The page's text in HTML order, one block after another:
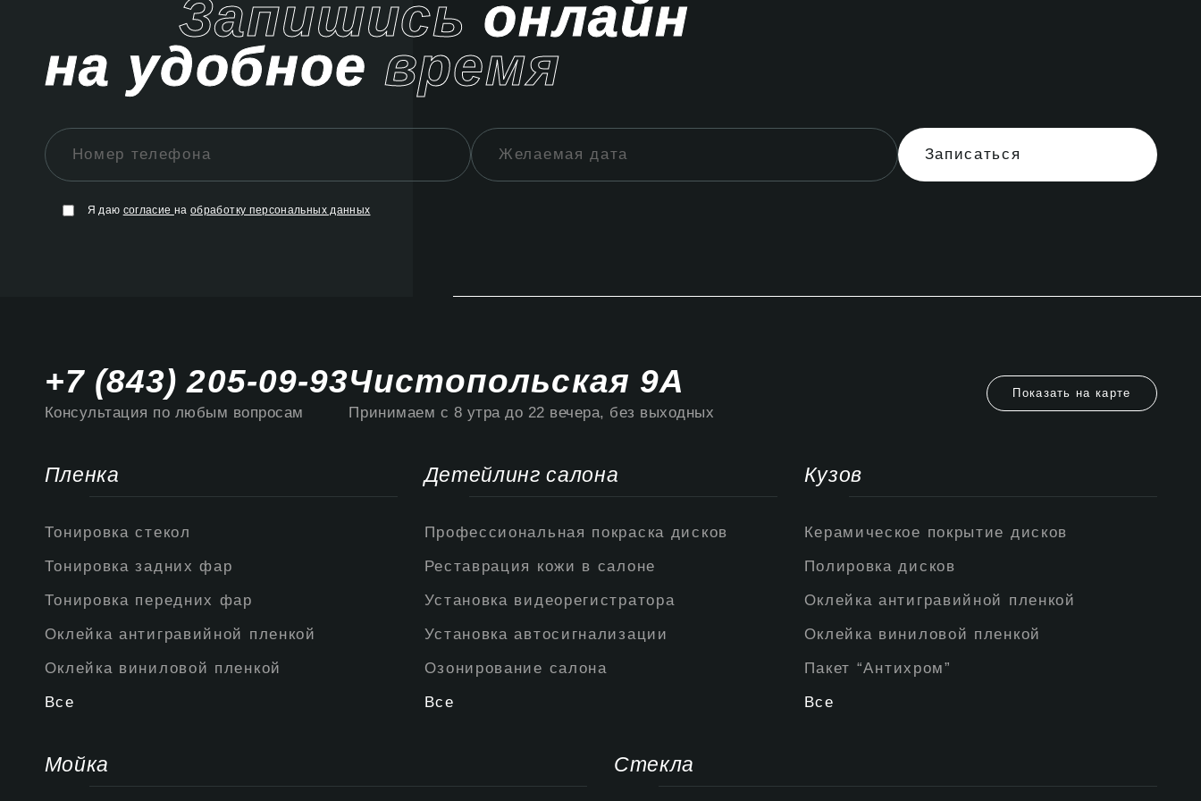
Запишись онлайн
на удобное время
Записаться
Я даю согласие наобработку персональных данных
+7 (843) 205-09-93
Консультация по любым вопросам
Чистопольская 9А
Принимаем с 8 утра до 22 вечера, без выходных
Показать на карте
Пленка
Тонировка стекол
Тонировка задних фар
Тонировка передних фар
Оклейка антигравийной пленкой
Оклейка виниловой пленкой
Все
Детейлинг салона
Профессиональная покраска дисков
Реставрация кожи в салоне
Установка видеорегистратора
Установка автосигнализации
Озонирование салона
Все
Кузов
Керамическое покрытие дисков
Полировка дисков
Оклейка антигравийной пленкой
Оклейка виниловой пленкой
Пакет “Антихром”
Все
Мойка Стекла